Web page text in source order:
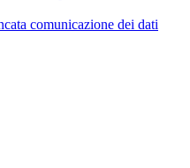
comunicazione dei dati